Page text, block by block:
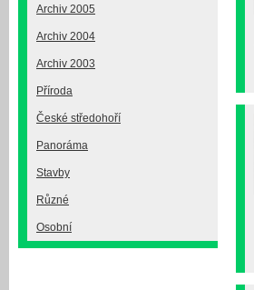
Archiv 2005
Archiv 2004
Archiv 2003
Příroda
České středohoří
Panoráma
Stavby
Různé
Osobní